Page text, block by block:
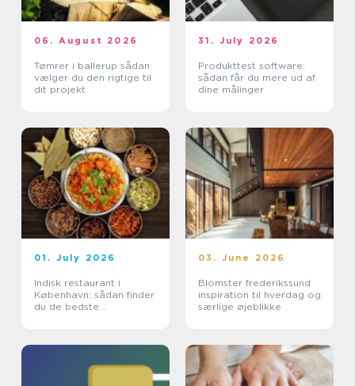
06. August 2026
Tømrer i ballerup sådan
vælger du den rigtige til
dit projekt
31. July 2026
Produkttest software:
sådan får du mere ud af
dine målinger
01. July 2026
Indisk restaurant i
København: sådan finder
du de bedste
03. June 2026
Blomster frederikssund
inspiration til hverdag og
særlige øjeblikke